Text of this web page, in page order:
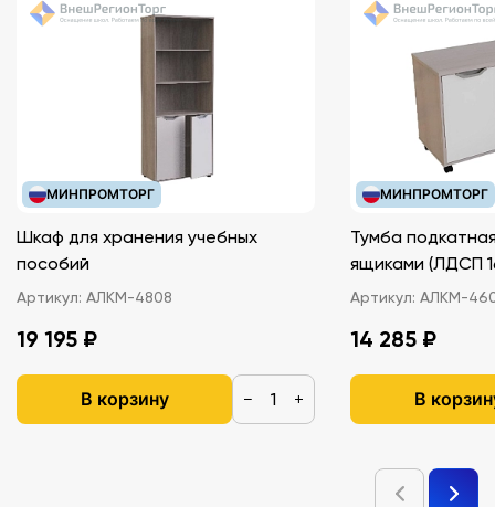
МИНПРОМТОРГ
Шкаф для хранения учебных
пособий
Артикул: АЛКМ-4808
19 195 ₽
В корзину − +
МИНПРОМТОРГ
Тумба
ящиками
Артикул: АЛКМ-
14 285 ₽
В